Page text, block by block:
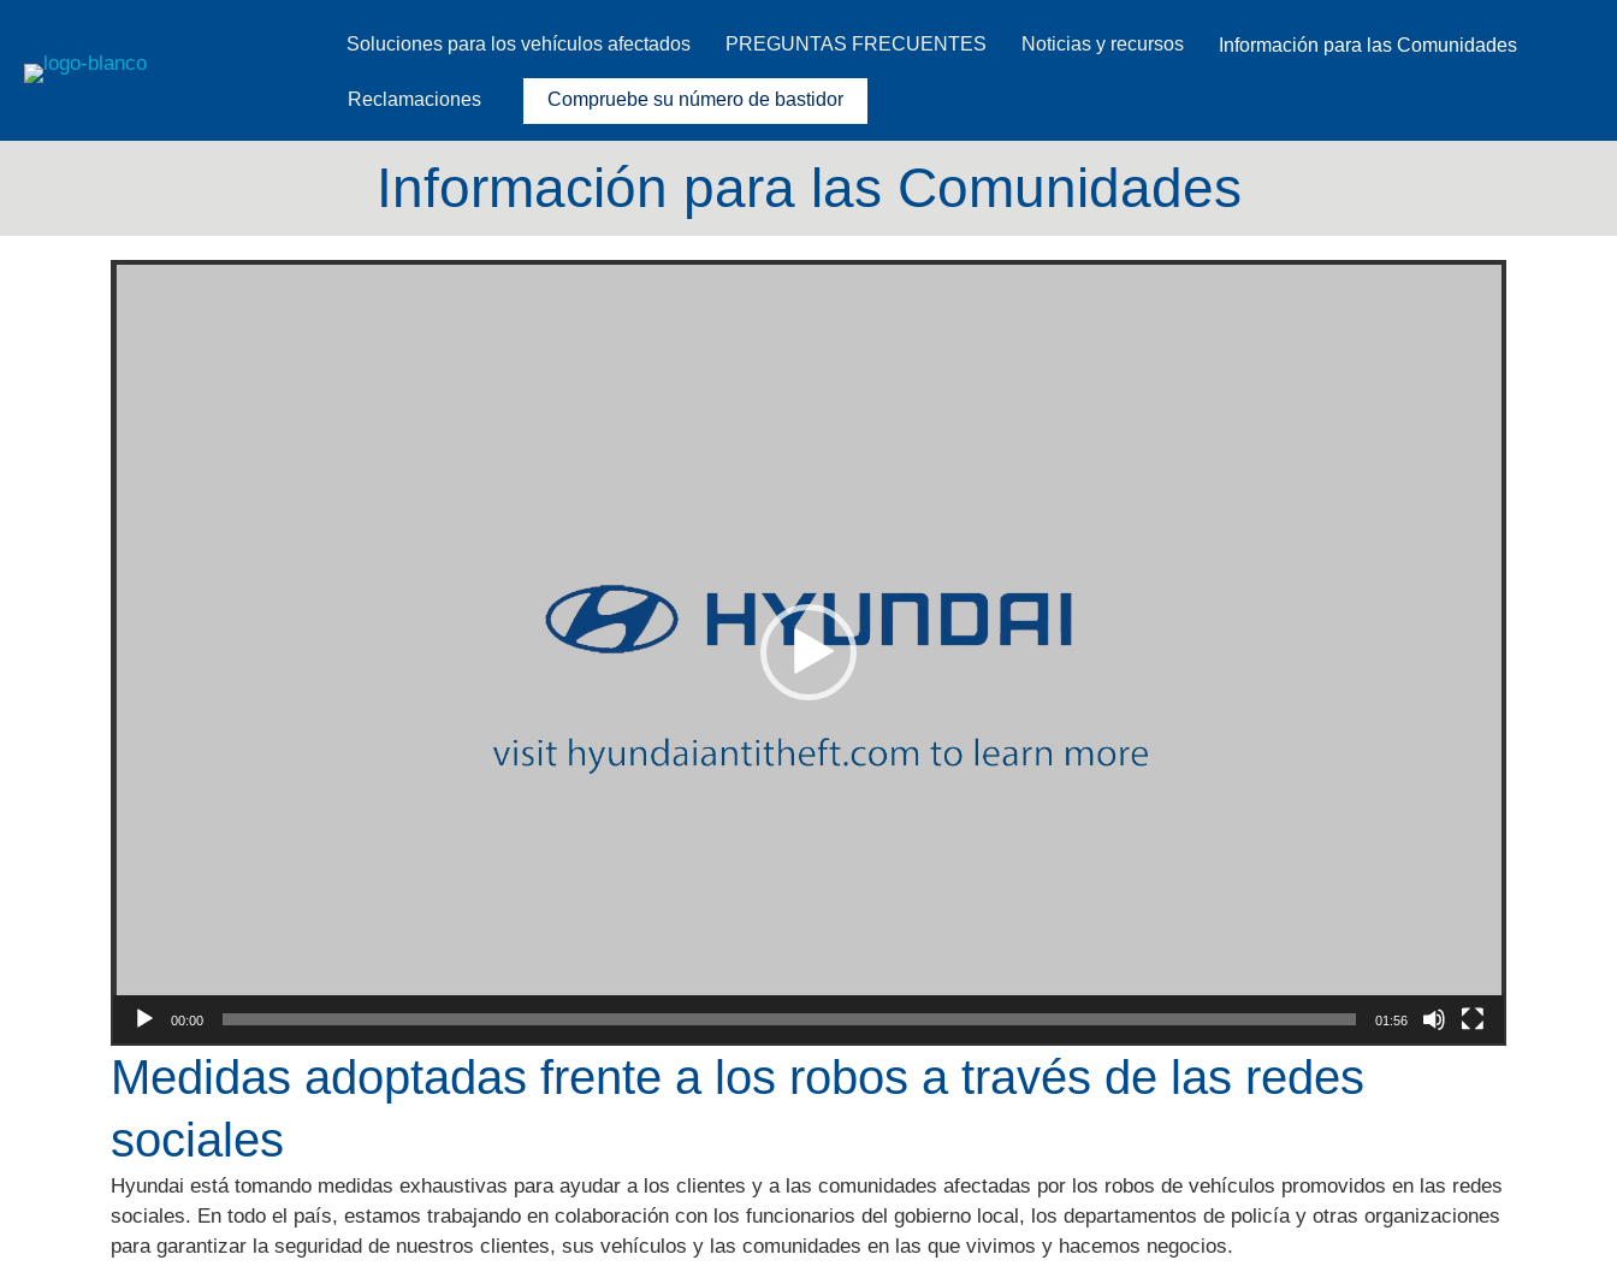
Soluciones para los vehículos afectados PREGUNTAS FRECUENTES Noticias y recursos Información para las Comunidades
Reclamaciones Compruebe su número de bastidor
Información para las Comunidades
00:00 01:56
Medidas adoptadas frente a los robos a través de las redes
sociales
Hyundai está tomando medidas exhaustivas para ayudar a los clientes y a las comunidades afectadas por los robos de vehículos promovidos en las redes
sociales. En todo el país, estamos trabajando en colaboración con los funcionarios del gobierno local, los departamentos de policía y otras organizaciones
para garantizar la seguridad de nuestros clientes, sus vehículos y las comunidades en las que vivimos y hacemos negocios.